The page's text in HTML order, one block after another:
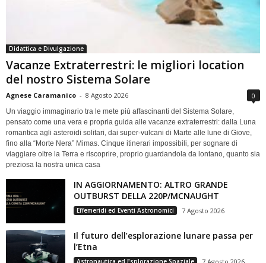
Didattica e Divulgazione
Vacanze Extraterrestri: le migliori location
del nostro Sistema Solare
Agnese Caramanico - 8 Agosto 2026 0
Un viaggio immaginario tra le mete più affascinanti del Sistema Solare,
pensato come una vera e propria guida alle vacanze extraterrestri: dalla Luna
romantica agli asteroidi solitari, dai super-vulcani di Marte alle lune di Giove,
fino alla “Morte Nera” Mimas. Cinque itinerari impossibili, per sognare di
viaggiare oltre la Terra e riscoprire, proprio guardandola da lontano, quanto sia
preziosa la nostra unica casa
IN AGGIORNAMENTO: ALTRO GRANDE
OUTBURST DELLA 220P/MCNAUGHT
Effemeridi ed Eventi Astronomici 7 Agosto 2026
Il futuro dell’esplorazione lunare passa per
l’Etna
Astronautica ed Esplorazione Spaziale